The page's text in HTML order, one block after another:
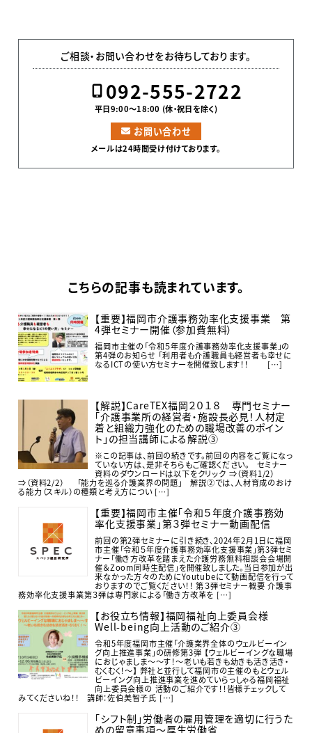
ご相談・お問い合わせをお待ちしております。
092-555-2722
平日9:00〜18:00 (休・祝日を除く)
お問い合わせ
メールは24時間受け付けております。
こちらの記事も読まれています。
【重要】福岡市介護事務効率化支援事業 第
4弾セミナー開催（参加費無料）
福岡市主催の「令和５年度介護事務効率化支援事業」の
第4弾のお知らせ 「利用者も介護職員も経営者も幸せに
なるICTの使い方セミナーを開催致します！！ […]
【解説】CareTEX福岡２０１８ 専門セミナー
「介護事業所の経営者・施設長必見！人材定
着と組織力強化のための職場改善のポイン
ト」の担当講師による解説③
※この記事は、前回の続きです。前回の内容をご覧になっ
ていない方は、是非そちらもご確認ください。 セミナー
資料のダウンロードは以下をクリック ⇒（資料1/2）
⇒（資料2/2） 「能力を巡る介護業界の問題」 解説②では、人材育成のおけ
る能力（スキル）の種類と考え方につい […]
【重要】福岡市主催「令和５年度介護事務効
率化支援事業」第３弾セミナー動画配信
前回の第2弾セミナーに引き続き、2024年2月1日に福岡
市主催「令和５年度介護事務効率化支援事業」第3弾セミ
ナー「働き方改革を踏まえた介護労務無料相談会会場開
催＆Zoom同時生配信」を開催致しました。当日参加が出
来なかった方々のためにYoutubeにて動画配信を行って
おりますのでご覧ください！！ 第３弾セミナー概要 介護事
務効率化支援事業第３弾は専門家による「働き方改革を […]
【お役立ち情報】福岡福祉向上委員会様
Well-being向上活動のご紹介③
令和5年度福岡市主催「介護業界全体のウェルビーイン
グ向上推進事業」の研修第3弾 【ウェルビーイングな職場
におじゃましま～～す！～老いも若きも幼きも活き活き・
むくむく！～】 弊社と並行して福岡市の主催のもとウェル
ビーイング向上推進事業を進めていらっしゃる福岡福祉
向上委員会様の 活動のご紹介です！！皆様チェックして
みてくださいね！！ 講師：佐伯美智子氏 […]
「シフト制」労働者の雇用管理を適切に行うた
めの留意事項～厚生労働省